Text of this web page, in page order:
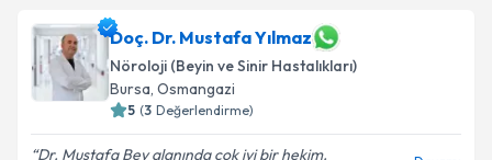
takvim hazırlandığında e-posta ile bilgilendireceğiz.
E-posta Adresiniz
Doç. Dr. Mustafa Yılmaz
Nöroloji (Beyin ve Sinir Hastalıkları)
Bursa, Osmangazi
5 (3 Değerlendirme)
Dr. Mustafa Bey alanında çok iyi bir hekim.